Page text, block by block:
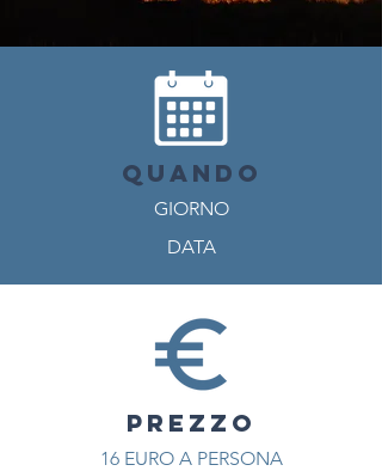
QUANDO
GIORNO
DATA
PREZZO
16 EURO A PERSONA